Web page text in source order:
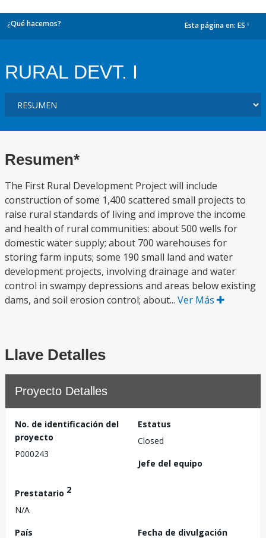
¿Qué hacemos? Esta página en: ES
RURAL DEVT. I
Resumen*
The First Rural Development Project will include
construction of some 1,400 scattered small projects to
raise rural standards of living and improve the income
and health of rural communities: about 500 wells for
domestic water supply; about 700 warehouses for
storing farm inputs; some 190 small land and water
development projects, involving drainage and water
control in swampy depressions and areas below existing
dams, and soil erosion control; about... Ver Más
Llave Detalles
Proyecto Detalles
No. de identificación del
proyecto
P000243
Estatus
Closed
Jefe del equipo
Prestatario 2
N/A
País
Fecha de divulgación